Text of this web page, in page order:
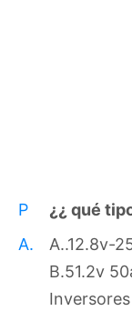
P
¿¿ qué
A.
A..12.8v-
B.51.2v